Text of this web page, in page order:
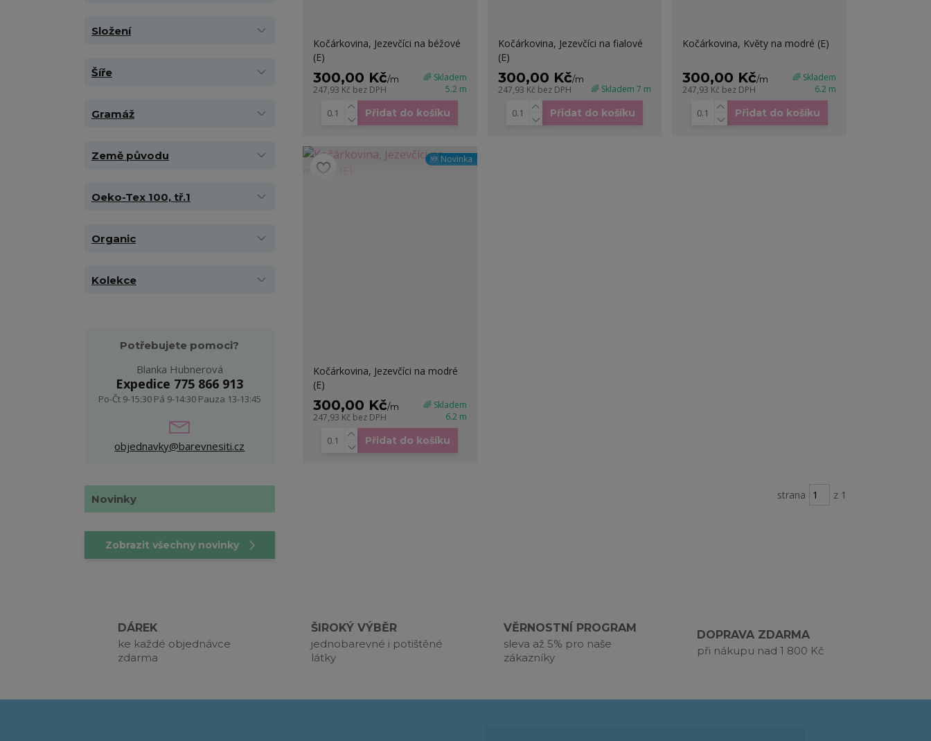
Kočárkovina, Jezevčíci na béžové
(E)
300,00 Kč/m
247,93 Kč bez DPH
🌈 Skladem
5.2 m
Přidat do košíku
Kočárkovina, Jezevčíci na fialové
(E)
300,00 Kč/m
247,93 Kč bez DPH 🌈 Skladem 7 m
Přidat do košíku
Kočárkovina, Květy na modré (E)
300,00 Kč/m
247,93 Kč bez DPH
🌈 Skladem
6.2 m
Přidat do košíku
🆕 Novinka
Kočárkovina, Jezevčíci na modré
(E)
300,00 Kč/m
247,93 Kč bez DPH
🌈 Skladem
6.2 m
Přidat do košíku
strana z 1
Složení
Šíře
Gramáž
Země původu
Oeko-Tex 100, tř.1
Organic
Kolekce
Potřebujete pomoci?
Blanka Hubnerová
Expedice 775 866 913
Po-Čt 9-15:30 Pá 9-14:30 Pauza 13-13:45
objednavky@barevnesiti.cz
Novinky
Zobrazit všechny novinky
DÁREK
ke každé objednávce
zdarma
ŠIROKÝ VÝBĚR
jednobarevné i potištěné
látky
VĚRNOSTNÍ PROGRAM
sleva až 5% pro naše
zákazníky
DOPRAVA ZDARMA
při nákupu nad 1 800 Kč